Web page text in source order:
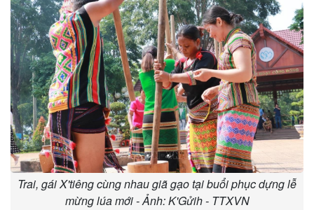
Trai, gái X'tiêng cùng nhau giã gạo tại buổi phục dựng lễ
mừng lúa mới - Ảnh: K'Gửih - TTXVN